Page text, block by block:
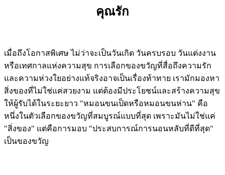
คุณรัก
เมื่อถึงโอกาสพิเศษ ไม่ว่าจะเป็นวันเกิด วันครบรอบ วันแต่งงาน
หรือเทศกาลแห่งความสุข การเลือกของขวัญที่สื่อถึงความรัก
และความห่วงใยอย่างแท้จริงอาจเป็นเรื่องท้าทาย เรามักมองหา
สิ่งของที่ไม่ใช่แค่สวยงาม แต่ต้องมีประโยชน์และสร้างความสุข
ให้ผู้รับได้ในระยะยาว "หมอนขนเป็ดหรือหมอนขนห่าน" คือ
หนึ่งในตัวเลือกของขวัญที่สมบูรณ์แบบที่สุด เพราะมันไม่ใช่แค่
"สิ่งของ" แต่คือการมอบ "ประสบการณ์การนอนหลับที่ดีที่สุด"
เป็นของขวัญ